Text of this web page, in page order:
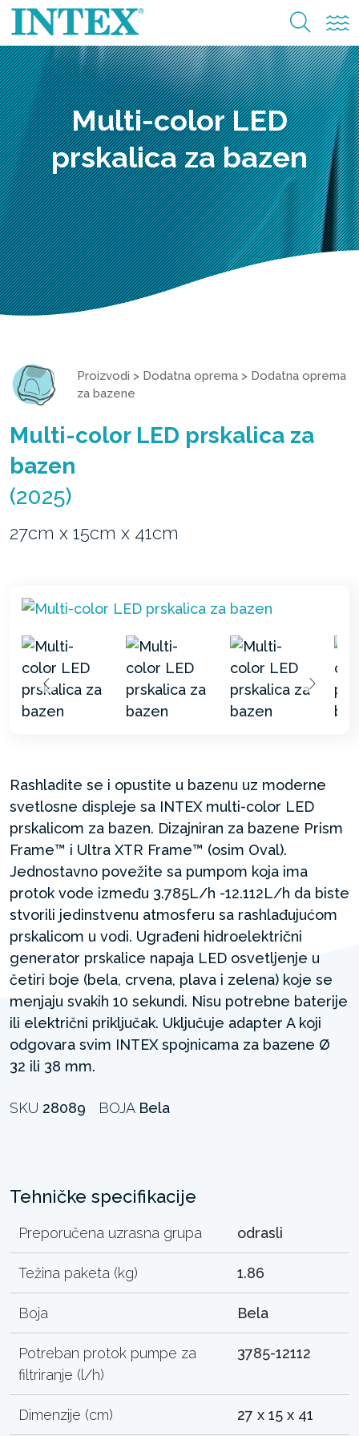
Multi-color LED
prskalica za bazen
Proizvodi > Dodatna oprema > Dodatna oprema
za bazene
Multi-color LED prskalica za
bazen
(2025)
27cm x 15cm x 41cm
Rashladite se i opustite u bazenu uz moderne
svetlosne displeje sa INTEX multi-color LED
prskalicom za bazen. Dizajniran za bazene Prism
Frame™ i Ultra XTR Frame™ (osim Oval).
Jednostavno povežite sa pumpom koja ima
protok vode između 3.785L/h -12.112L/h da biste
stvorili jedinstvenu atmosferu sa rashlađujućom
prskalicom u vodi. Ugrađeni hidroelektrični
generator prskalice napaja LED osvetljenje u
četiri boje (bela, crvena, plava i zelena) koje se
menjaju svakih 10 sekundi. Nisu potrebne baterije
ili električni priključak. Uključuje adapter A koji
odgovara svim INTEX spojnicama za bazene Ø
32 ili 38 mm.
SKU 28089 BOJA Bela
Tehničke specifikacije
Preporučena uzrasna grupa odrasli
Težina paketa (kg) 1.86
Boja Bela
Potreban protok pumpe za
filtriranje (l/h)
3785-12112
Dimenzije (cm) 27 x 15 x 41